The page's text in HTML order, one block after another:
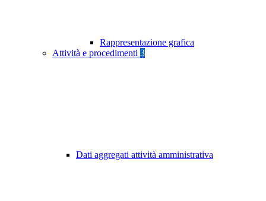
Rappresentazione grafica
Attività e procedimenti 3
Dati aggregati attività amministrativa